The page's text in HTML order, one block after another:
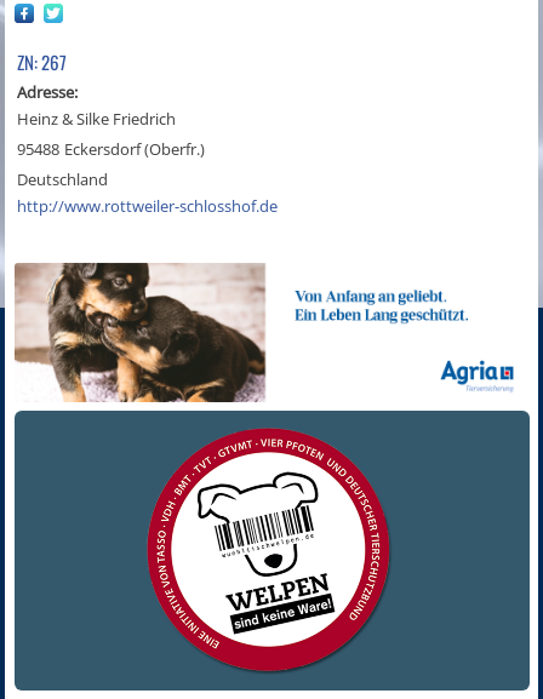
ZN: 267
Adresse:
Heinz & Silke Friedrich
95488 Eckersdorf (Oberfr.)
Deutschland
http://www.rottweiler-schlosshof.de